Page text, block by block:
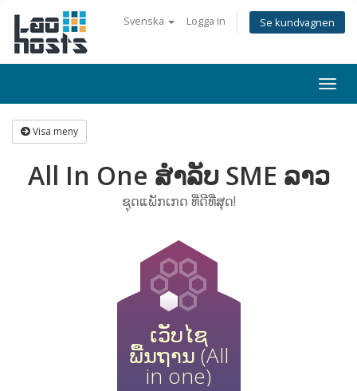
Svenska Logga in Se kundvagnen
Visa meny
All In One ສໍາລັບ SME ລາວ
ຊຸດແພັກເກດ ທີ່ດີທີ່ສຸດ!
ເວັບໄຊ
ພື້ນຖານ (All
in one)